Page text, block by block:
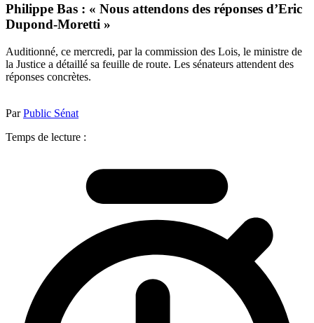
Philippe Bas : « Nous attendons des réponses d’Eric
Dupond-Moretti »
Auditionné, ce mercredi, par la commission des Lois, le ministre de
la Justice a détaillé sa feuille de route. Les sénateurs attendent des
réponses concrètes.
ParPublic Sénat
Temps de lecture :